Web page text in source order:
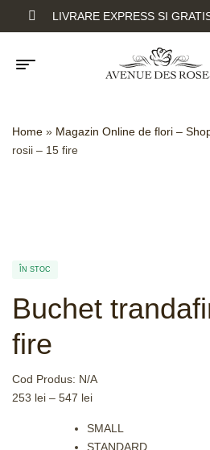
LIVRARE EXPRESS SI
Home » Magazin Online de flori –
rosii – 15 fire
ÎN STOC
Buchet
fire
Cod Produs: N/A
253 lei – 547 lei
SMALL
STANDARD